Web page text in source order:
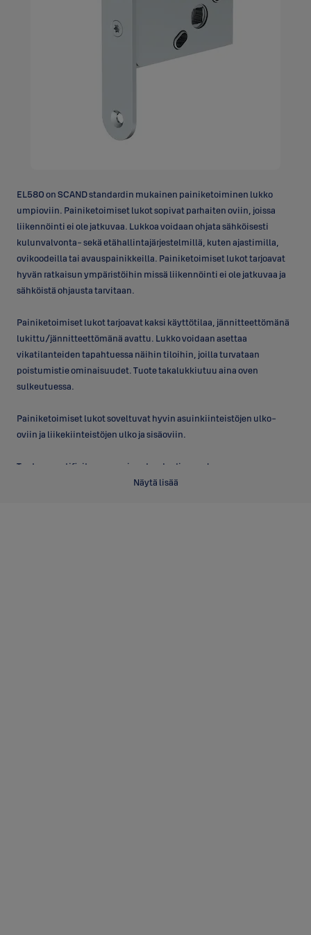
EL580 on SCAND standardin mukainen painiketoiminen lukko
umpioviin. Painiketoimiset lukot sopivat parhaiten oviin, joissa
liikennöinti ei ole jatkuvaa. Lukkoa voidaan ohjata sähköisesti
kulunvalvonta- sekä etähallintajärjestelmillä, kuten ajastimilla,
ovikoodeilla tai avauspainikkeilla. Painiketoimiset lukot tarjoavat
hyvän ratkaisun ympäristöihin missä liikennöinti ei ole jatkuvaa ja
sähköistä ohjausta tarvitaan.
Painiketoimiset lukot tarjoavat kaksi käyttötilaa, jännitteettömänä
lukittu/jännitteettömänä avattu. Lukko voidaan asettaa
vikatilanteiden tapahtuessa näihin tiloihin, joilla turvataan
poistumistie ominaisuudet. Tuote takalukkiutuu aina oven
sulkeutuessa.
Painiketoimiset lukot soveltuvat hyvin asuinkiinteistöjen ulko-
oviin ja liikekiinteistöjen ulko ja sisäoviin.
Tuote on sertifioitu seuraavien standardien mukaan:
• EN14846, sähkölukkostandardi, sisältäen palohyväksynnän
Näytä lisää